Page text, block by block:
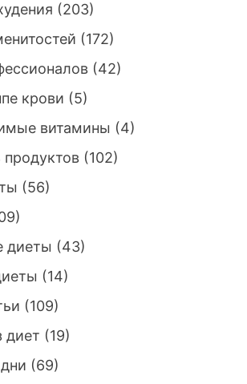
(203)
(172)
(42)
крови (5)
витамины (4)
(102)
(56)
диеты (43)
(14)
(109)
диет (19)
(69)